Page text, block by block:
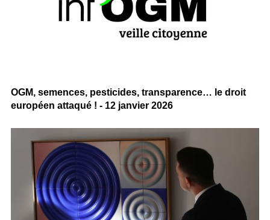
OGM, semences, pesticides, transparence… le droit
européen attaqué ! - 12 janvier 2026